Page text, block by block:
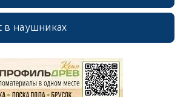
в наушниках